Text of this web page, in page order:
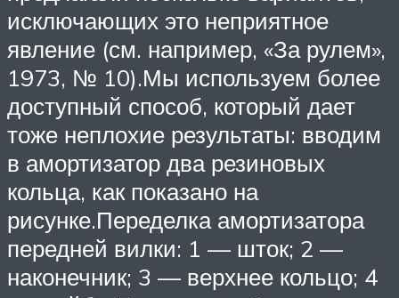
исключающих это неприятное
явление (см. например, «За рулем»,
1973, № 10).Мы используем более
доступный способ, который дает
тоже неплохие результаты: вводим
в амортизатор два резиновых
кольца, как показано на
рисунке.Переделка амортизатора
передней вилки: 1 — шток; 2 —
наконечник; 3 — верхнее кольцо; 4